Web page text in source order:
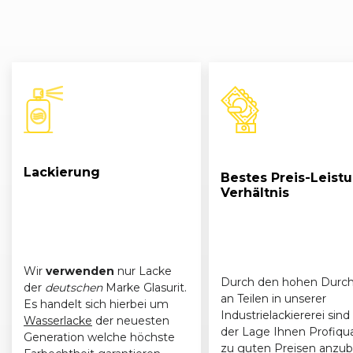
Lackierung
Wir verwenden nur Lacke
der deutschenMarke Glasurit.
Es handelt sich hierbei um
Wasserlacke der neuesten
Generation welche höchste
Bestes Preis-
Verhältnis
Durch den hohen
an Teilen in unserer
Industrielackiererei sind
der Lage Ihnen
zu guten Preisen